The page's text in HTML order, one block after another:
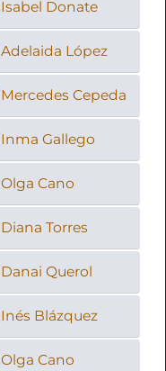
Isabel Donate
Adelaida López
Mercedes Cepeda
Inma Gallego
Olga Cano
Diana Torres
Danai Querol
Inés Blázquez
Olga Cano